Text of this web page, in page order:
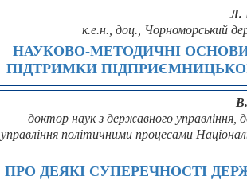
Л.
к.е.н., доц., Чорноморський
НАУКОВО-МЕТОДИЧНІ
ПІДТРИМКИ
доктор наук з державного
управління політичними процесами
ПРО ДЕЯКІ СУПЕРЕЧНОСТІ